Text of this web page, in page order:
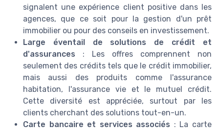
signalent une expérience client positive dans les
agences, que ce soit pour la gestion d'un prêt
immobilier ou pour des conseils en investissement.
Large éventail de solutions de crédit et
d'assurances : Les offres comprennent non
seulement des crédits tels que le crédit immobilier,
mais aussi des produits comme l'assurance
habitation, l'assurance vie et le mutuel crédit.
Cette diversité est appréciée, surtout par les
clients cherchant des solutions tout-en-un.
Carte bancaire et services associés : La carte